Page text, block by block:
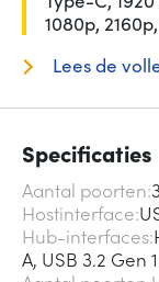
1080p,
Lees de
Specificaties
Aantal poorten 3
Hostinterface
Hub-interfaces
A, USB 3.2 Gen